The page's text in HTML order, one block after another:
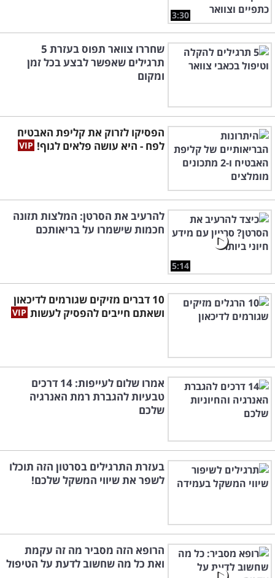
3:30
שחררו צוואר תפוס בעזרת 5
תרגילים שאפשר לבצע בכל זמן
ומקום
הפסיקו לזרוק את קליפת האבטיח
לפח - היא עושה פלאים לגוף!
5:14
להרעיב את הסרטן: המלצות תזונה
חכמות שישמרו על בריאותכם
10 דברים מזיקים שגורמים לדיכאון
ושאתם חייבים להפסיק לעשות
אמרו שלום לעייפות: 14 דרכים
טבעיות להגברת רמת האנרגיה
שלכם
בעזרת התרגילים בסרטון הזה תוכלו
לשפר את שיווי המשקל שלכם!
הרופא הזה מסביר מה זה עקמת
ואת כל מה שחשוב לדעת על הטיפול